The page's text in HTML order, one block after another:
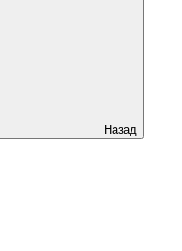
Назад